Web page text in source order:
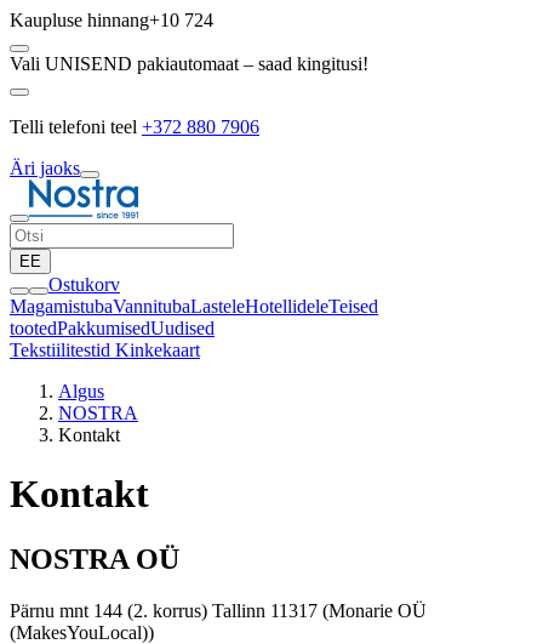
Kaupluse hinnang+10 724
Vali UNISEND pakiautomaat – saad kingitusi!
Telli telefoni teel +372 880 7906
Äri jaoks
EE
Ostukorv
MagamistubaVannitubaLasteleHotellideleTeised
tootedPakkumisedUudised
Tekstiilitestid Kinkekaart
Algus
NOSTRA
Kontakt
Kontakt
NOSTRA OÜ
Pärnu mnt 144 (2. korrus) Tallinn 11317 (Monarie OÜ
(MakesYouLocal))